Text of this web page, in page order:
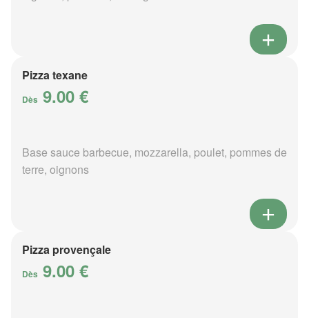
Pizza texane
Dès 9.00 €
Base sauce barbecue, mozzarella, poulet, pommes de
terre, oignons
Pizza provençale
Dès 9.00 €